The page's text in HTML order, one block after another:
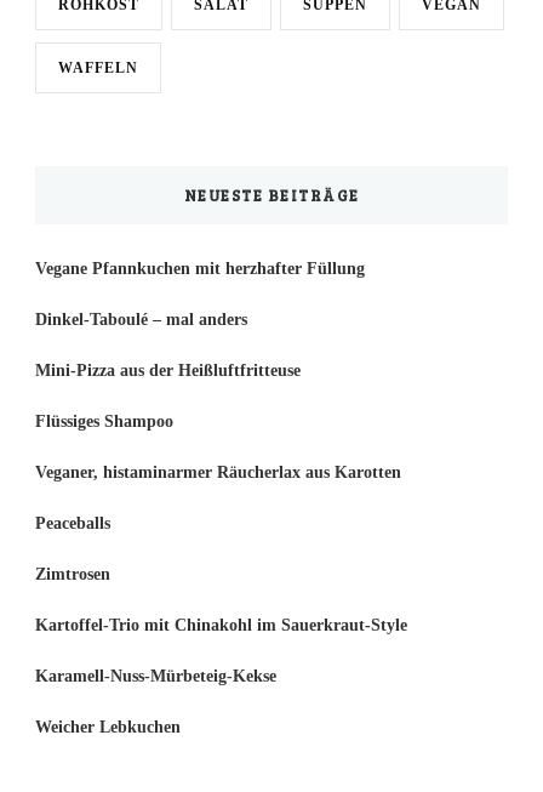
ROHKOST SALAT SUPPEN VEGAN
WAFFELN
NEUESTE BEITRÄGE
Vegane Pfannkuchen mit herzhafter Füllung
Dinkel-Taboulé – mal anders
Mini-Pizza aus der Heißluftfritteuse
Flüssiges Shampoo
Veganer, histaminarmer Räucherlax aus Karotten
Peaceballs
Zimtrosen
Kartoffel-Trio mit Chinakohl im Sauerkraut-Style
Karamell-Nuss-Mürbeteig-Kekse
Weicher Lebkuchen